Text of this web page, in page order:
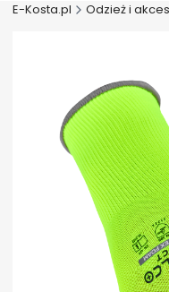
E-Kosta.pl Odzież i